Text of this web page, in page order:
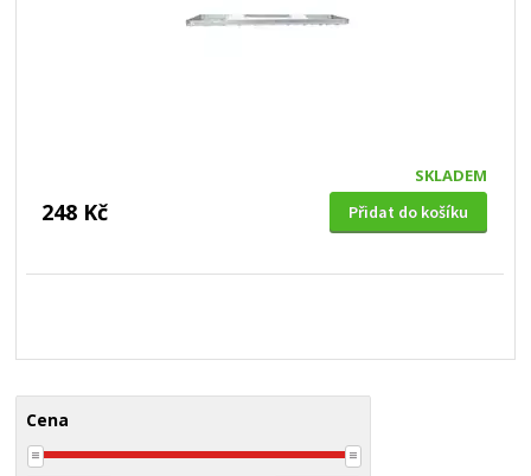
SKLADEM
248 Kč Přidat do košíku
Cena